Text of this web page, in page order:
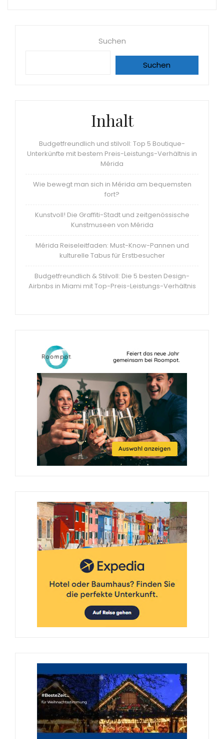
Suchen
Suchen
Inhalt
Budgetfreundlich und stilvoll: Top 5 Boutique-
Unterkünfte mit bestem Preis-Leistungs-Verhältnis in
Mérida
Wie bewegt man sich in Mérida am bequemsten
fort?
Kunstvoll! Die Graffiti-Stadt und zeitgenössische
Kunstmuseen von Mérida
Mérida Reiseleitfaden: Must-Know-Pannen und
kulturelle Tabus für Erstbesucher
Budgetfreundlich & Stilvoll: Die 5 besten Design-
Airbnbs in Miami mit Top-Preis-Leistungs-Verhältnis